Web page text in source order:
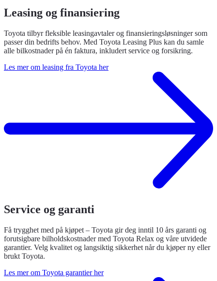
Leasing og finansiering
Toyota tilbyr fleksible leasingavtaler og finansieringsløsninger som
passer din bedrifts behov. Med Toyota Leasing Plus kan du samle
alle bilkostnader på én faktura, inkludert service og forsikring.
Les mer om leasing fra Toyota her
Service og garanti
Få trygghet med på kjøpet – Toyota gir deg inntil 10 års garanti og
forutsigbare bilholdskostnader med Toyota Relax og våre utvidede
garantier. Velg kvalitet og langsiktig sikkerhet når du kjøper ny eller
brukt Toyota.
Les mer om Toyota garantier her